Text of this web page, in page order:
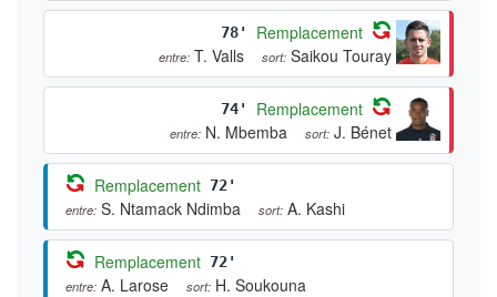
78' Remplacement
entre: T. Valls sort: Saikou Touray
74' Remplacement
entre: N. Mbemba sort: J. Bénet
Remplacement 72'
entre: S. Ntamack Ndimba sort: A. Kashi
Remplacement 72'
entre: A. Larose sort: H. Soukouna